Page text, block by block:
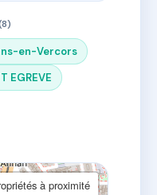
en-Vercors
EGREVE
à proximité